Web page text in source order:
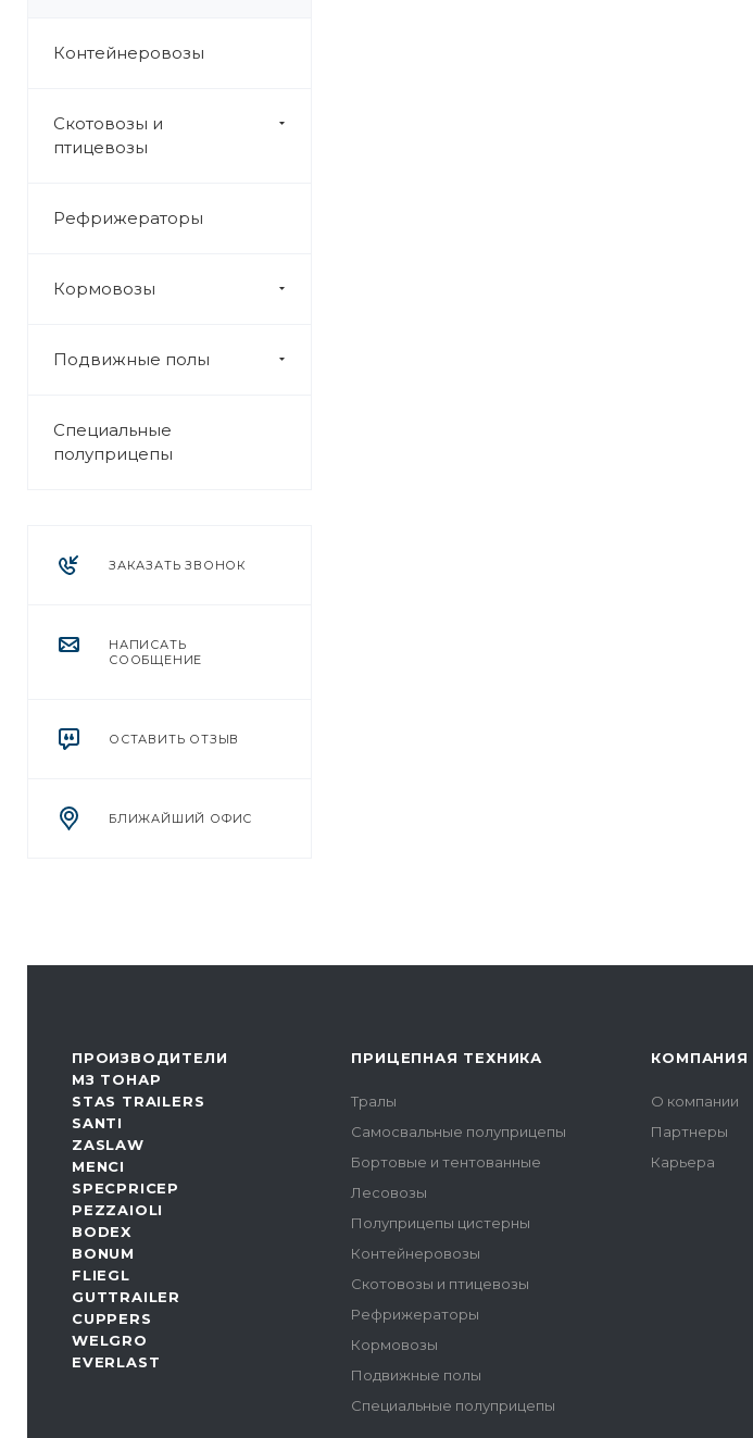
Контейнеровозы
Скотовозы и
птицевозы
Рефрижераторы
Кормовозы
Подвижные полы
Специальные
полуприцепы
ЗАКАЗАТЬ ЗВОНОК
НАПИСАТЬ
СООБЩЕНИЕ
ОСТАВИТЬ ОТЗЫВ
БЛИЖАЙШИЙ ОФИС
ПРОИЗВОДИТЕЛИ
МЗ ТОНАР
STAS TRAILERS
SANTI
ZASLAW
MENCI
SPECPRICEP
PEZZAIOLI
BODEX
BONUM
FLIEGL
GUTTRAILER
CUPPERS
WELGRO
EVERLAST
ПРИЦЕПНАЯ ТЕХНИКА
Тралы
Самосвальные полуприцепы
Бортовые и тентованные
Лесовозы
Полуприцепы цистерны
Контейнеровозы
Скотовозы и птицевозы
Рефрижераторы
Кормовозы
Подвижные полы
Специальные полуприцепы
КОМПАНИЯ
О компании
Партнеры
Карьера